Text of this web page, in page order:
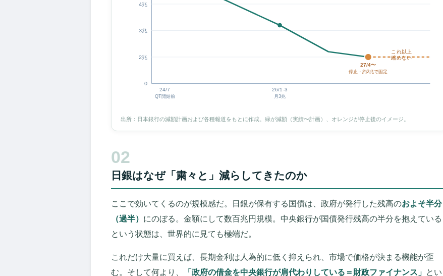
0
2兆
3兆
4兆
24/7
QT開始前
26/1-3
月3兆
27/4〜
停止・約2兆で固定
これ以上
縮めない
出所：日本銀行の減額計画および各種報道をもとに作成。緑が減額（実績〜計画）、オレンジが停止後のイメージ。
02
日銀はなぜ「粛々と」減らしてきたのか
ここで効いてくるのが規模感だ。日銀が保有する国債は、政府が発行した残高のおよそ半分
（過半） にのぼる。金額にして数百兆円規模。中央銀行が国債発行残高の半分を抱えている
という状態は、世界的に見ても極端だ。
これだけ大量に買えば、長期金利は人為的に低く抑えられ、市場で価格が決まる機能が歪
む。そして何より、
「政府の借金を中央銀行が肩代わりしている＝財政ファイナンス」 とい